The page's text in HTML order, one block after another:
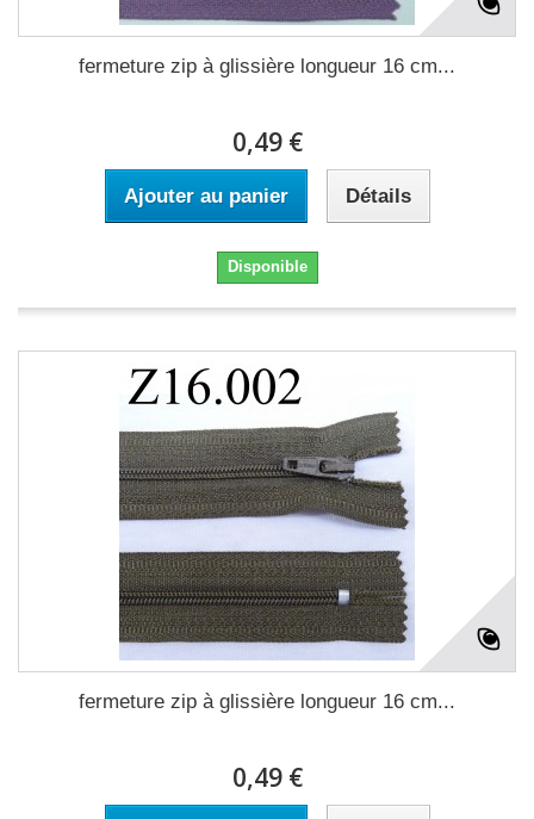
fermeture zip à glissière longueur 16 cm...
0,49 €
Ajouter au panier Détails
Disponible
fermeture zip à glissière longueur 16 cm...
0,49 €